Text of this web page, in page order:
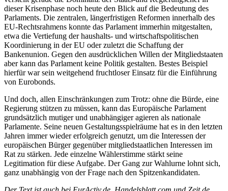
dieser Krisenphase noch heute den Blick auf die Bedeutung des
Parlaments. Die zentralen, längerfristigen Reformen innerhalb des
EU-Rechtsrahmens konnte das Parlament immerhin mitgestalten,
etwa die Vertiefung der haushalts- und wirtschaftspolitischen
Koordinierung in der EU oder zuletzt die Schaffung der
Bankenunion. Gegen den ausdrücklichen Willen der Mitgliedstaaten
aber kann das Parlament keine Politik gestalten. Bestes Beispiel
hierfür war sein weitgehend fruchtloser Einsatz für die Einführung
von Eurobonds.
Und doch, allen Einschränkungen zum Trotz: ohne die Bürde, eine
Regierung stützen zu müssen, kann das Europäische Parlament
grundsätzlich mutiger und unabhängiger agieren als nationale
Parlamente. Seine neuen Gestaltungsspielräume hat es in den letzten
Jahren immer wieder erfolgreich genutzt, um die Interessen der
europäischen Bürger gegenüber mitgliedstaatlichen Interessen im
Rat zu stärken. Jede einzelne Wählerstimme stärkt seine
Legitimation für diese Aufgabe. Der Gang zur Wahlurne lohnt sich,
ganz unabhängig von der Frage nach den Spitzenkandidaten.